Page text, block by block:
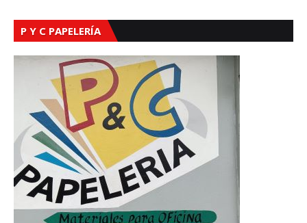
P Y C PAPELERÍA